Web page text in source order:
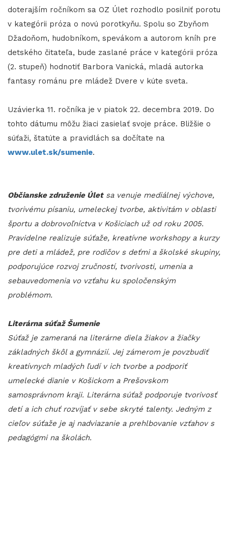
doterajším ročníkom sa OZ Úlet rozhodlo posilniť porotu
v kategórii próza o novú porotkyňu. Spolu so Zbyňom
Džadoňom, hudobníkom, spevákom a autorom kníh pre
detského čitateľa, bude zaslané práce v kategórii próza
(2. stupeň) hodnotiť Barbora Vanická, mladá autorka
fantasy románu pre mládež Dvere v kúte sveta.
Uzávierka 11. ročníka je v piatok 22. decembra 2019. Do
tohto dátumu môžu žiaci zasielať svoje práce. Bližšie o
súťaži, štatúte a pravidlách sa dočítate na
www.ulet.sk/sumenie.
Občianske združenie Úletsa venuje mediálnej výchove,
tvorivému písaniu, umeleckej tvorbe, aktivitám v oblasti
športu a dobrovoľníctva v Košiciach už od roku 2005.
Pravidelne realizuje súťaže, kreatívne workshopy a kurzy
pre deti a mládež, pre rodičov s deťmi a školské skupiny,
podporujúce rozvoj zručností, tvorivosti, umenia a
sebauvedomenia vo vzťahu ku spoločenským
problémom.
Literárna súťaž Šumenie
Súťaž je zameraná na literárne diela žiakov a žiačky
základných škôl a gymnázií. Jej zámerom je povzbudiť
kreatívnych mladých ľudí v ich tvorbe a podporiť
umelecké dianie v Košickom a Prešovskom
samosprávnom kraji. Literárna súťaž podporuje tvorivosť
detí a ich chuť rozvíjať v sebe skryté talenty. Jedným z
cieľov súťaže je aj nadviazanie a prehlbovanie vzťahov s
pedagógmi na školách.